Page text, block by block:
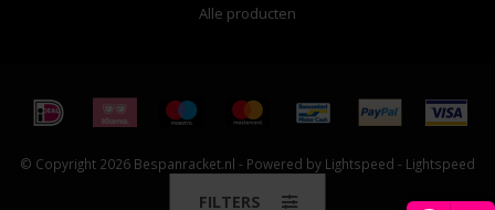
Alle producten
© Copyright 2026 Bespanracket.nl - Powered by Lightspeed - Lightspeed
Dyvelopment
FILTERS